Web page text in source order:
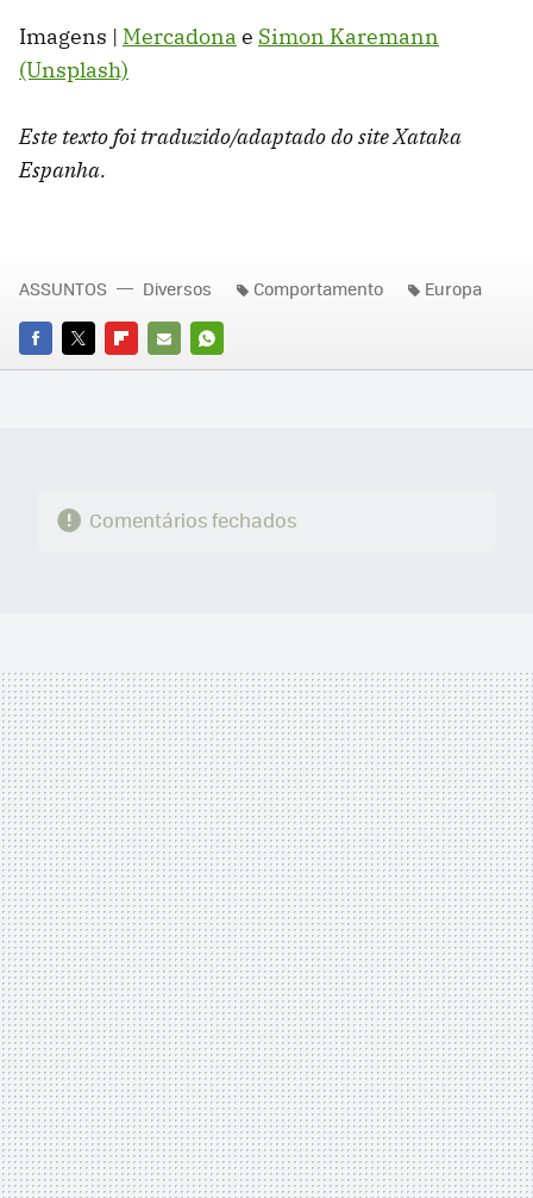
Imagens | Mercadona e Simon Karemann
(Unsplash)
Este texto foi traduzido/adaptado do site Xataka
Espanha.
FACEBOOK
TWITTERFLIPBOARD
E-
WHATSAPP
ASSUNTOS Diversos Comportamento Europa
Comentários fechados